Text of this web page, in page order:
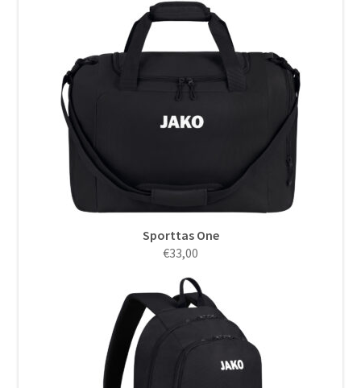
Sporttas One
€33,00